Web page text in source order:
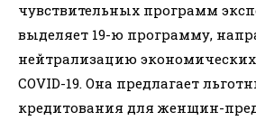
чувствительных программ
выделяет 19-ю программу,
нейтрализацию
COVID-19. Она предлагает
кредитования для женщин-